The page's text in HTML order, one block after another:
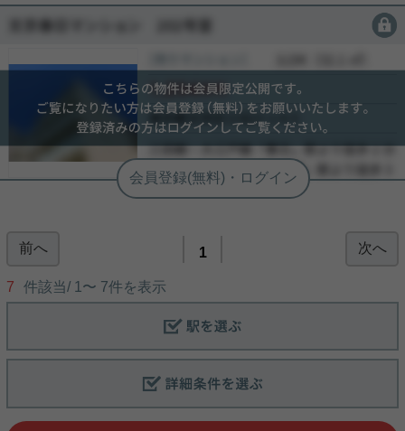
月築☆５４．６０平米の２ＬＤＫ☆
西の角住戸につき通風良好 ○ＴＥＳ温水式床暖房有
○対面式システムキッチン ○湯張り、追焚き、保温機
能付きのユニットバス ○ＴＥＳ式浴室暖房乾燥機 ○
温水洗浄機・保温機能付きタンクレストイレ ○二重
設計 ○２４時間ゴミ出し可能 ○ダブルオートロック
システム ○宅配ボックス有 そのほか詳細につきまし
てはお問い合わせくださいませ！！
詳細を見る
会員限定
会員限定
会員限定
-
前へ 1 次へ
7 件該当/ 1 〜 7件を表示